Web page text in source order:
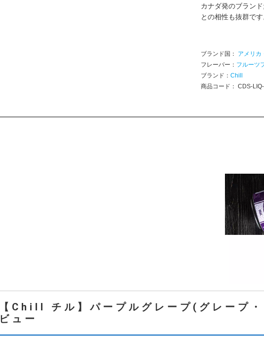
カナダ発のブラン
との相性も抜群です
ブランド国： アメリカ
フレーバー： フルーツ
ブランド：Chill
商品コード：CDS-
【Chill チル】パープルグレープ(グレープ
ビュー